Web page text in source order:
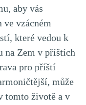
aby vás
vzácném
které vedou k
na Zem v příštích
pro příští
může
tomto životě a v